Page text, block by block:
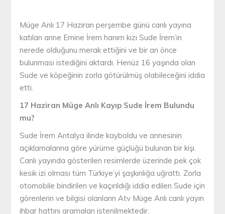
Müge Anlı 17 Haziran perşembe günü canlı yayına
katılan anne Emine İrem hanım kızı Sude İrem’in
nerede olduğunu merak ettiğini ve bir an önce
bulunması istediğini aktardı. Henüz 16 yaşında olan
Sude ve köpeğinin zorla götürülmüş olabileceğini iddia
etti.
17 Haziran Müge Anlı Kayıp Sude İrem Bulundu
mu?
Sude İrem Antalya ilinde kayboldu ve annesinin
açıklamalarına göre yürüme güçlüğü bulunan bir kişi.
Canlı yayında gösterilen resimlerde üzerinde pek çok
kesik izi olması tüm Türkiye’yi şaşkınlığa uğrattı. Zorla
otomobile bindirilen ve kaçırıldığı iddia edilen Sude için
görenlerin ve bilgisi olanların Atv Müge Anlı canlı yayın
ihbar hattını aramaları istenilmektedir.